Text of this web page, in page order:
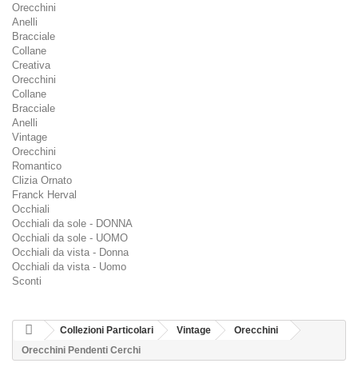
Orecchini
Anelli
Bracciale
Collane
Creativa
Orecchini
Collane
Bracciale
Anelli
Vintage
Orecchini
Romantico
Clizia Ornato
Franck Herval
Occhiali
Occhiali da sole - DONNA
Occhiali da sole - UOMO
Occhiali da vista - Donna
Occhiali da vista - Uomo
Sconti
Collezioni Particolari Vintage
Orecchini
Orecchini Pendenti Cerchi